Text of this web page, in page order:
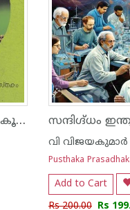
പ്രപഞ്ച ബോധത്തിന്റെ കൂവൽ
വി വിജയകുമാര്‍
Pusthaka
Add to Cart
Rs 200.00 Rs